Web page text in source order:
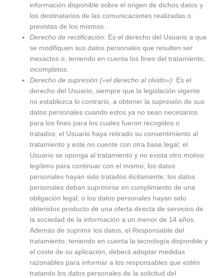
información disponible sobre el origen de dichos datos y
los destinatarios de las comunicaciones realizadas o
previstas de los mismos.
Derecho de rectificación: Es el derecho del Usuario a que
se modifiquen sus datos personales que resulten ser
inexactos o, teniendo en cuenta los fines del tratamiento,
incompletos.
Derecho de supresión («el derecho al olvido»): Es el
derecho del Usuario, siempre que la legislación vigente
no establezca lo contrario, a obtener la supresión de sus
datos personales cuando estos ya no sean necesarios
para los fines para los cuales fueron recogidos o
tratados; el Usuario haya retirado su consentimiento al
tratamiento y este no cuente con otra base legal; el
Usuario se oponga al tratamiento y no exista otro motivo
legítimo para continuar con el mismo; los datos
personales hayan sido tratados ilícitamente; los datos
personales deban suprimirse en cumplimiento de una
obligación legal; o los datos personales hayan sido
obtenidos producto de una oferta directa de servicios de
la sociedad de la información a un menor de 14 años.
Además de suprimir los datos, el Responsable del
tratamiento, teniendo en cuenta la tecnología disponible y
el coste de su aplicación, deberá adoptar medidas
razonables para informar a los responsables que estén
tratando los datos personales de la solicitud del